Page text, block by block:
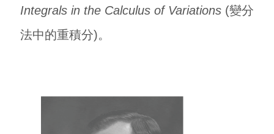
Integrals in the Calculus of Variations (變分
法中的重積分)。